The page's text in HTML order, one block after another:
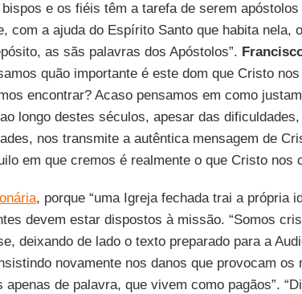
e os fiéis têm a tarefa de serem apóstolos
com a ajuda do Espírito Santo que habita nela, o
as sãs palavras dos Apóstolos”.
quão importante é este dom que Cristo
encontrar? Acaso pensamos em como
longo destes séculos, apesar das dificuldades,
nos transmite a autêntica mensagem de
em que cremos é realmente o que Cristo nos
, porque “uma Igreja fechada trai a própria
devem estar dispostos à missão. “Somos
deixando de lado o texto preparado para a
novamente nos danos que provocam os
de palavra, que vivem como pagãos”.